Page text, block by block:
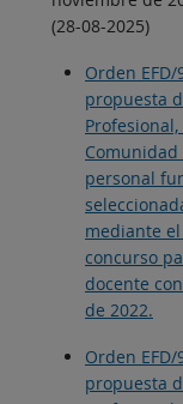
(28-08-2025)
Orden
propuesta
personal
mediante
concurso
docente
de 2022.
Orden
propuesta